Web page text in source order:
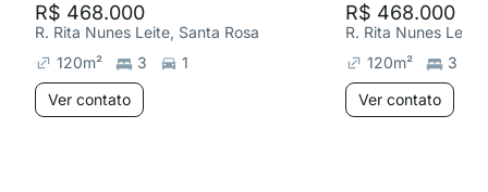
R$ 468.000
R. Rita Nunes Leite, Santa Rosa
120m² 3
1
Ver contato
R$ 468.000
R. Rita Nunes
120m²
3
Ver contato